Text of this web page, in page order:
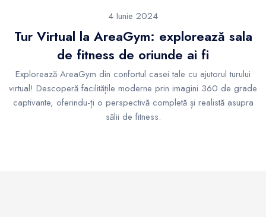
4 Iunie 2024
Tur Virtual la AreaGym: explorează sala
de fitness de oriunde ai fi
Explorează AreaGym din confortul casei tale cu ajutorul turului
virtual! Descoperă facilitățile moderne prin imagini 360 de grade
captivante, oferindu-ți o perspectivă completă și realistă asupra
sălii de fitness.